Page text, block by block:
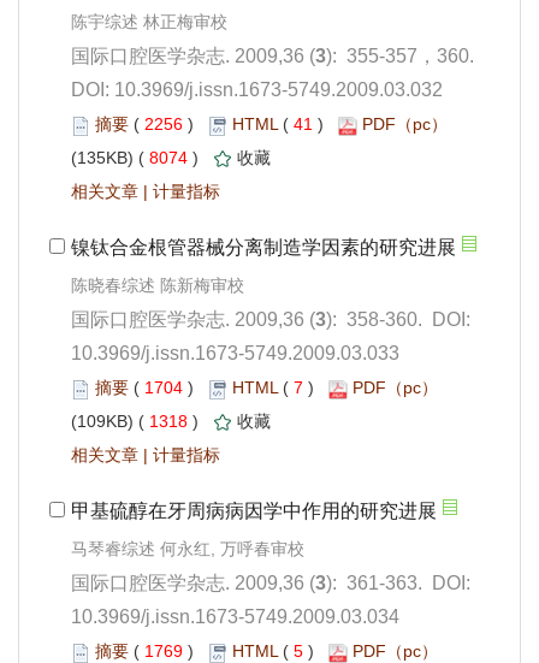
): 355-357，360.
DOI: 10.3969/j.issn.1673-5749.2009.03.032
2256 ) 41 )
8074 )
|
): 358-360. DOI:
10.3969/j.issn.1673-5749.2009.03.033
1704 ) 7 )
1318 )
|
): 361-363. DOI:
10.3969/j.issn.1673-5749.2009.03.034
1769 ) 5 )